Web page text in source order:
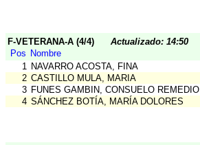
F-VETERANA-A (4/4)
Actualizado: 14:50
Pos Nombre
1 NAVARRO ACOSTA, FINA
2 CASTILLO MULA, MARIA
3 FUNES GAMBIN, CONSUELO REMEDIO
4 SÁNCHEZ BOTÍA, MARÍA DOLORES